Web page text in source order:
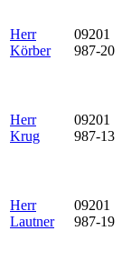
Herr
Körber
09201
987-20
Herr
Krug
09201
987-13
Herr
Lautner
09201
987-19